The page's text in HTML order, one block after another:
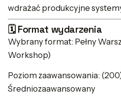
wdrażać produkcyjne
🗓️ Format wydarzenia
Wybrany format: Pełny
Workshop)
Poziom zaawansowania:
Średniozaawansowany